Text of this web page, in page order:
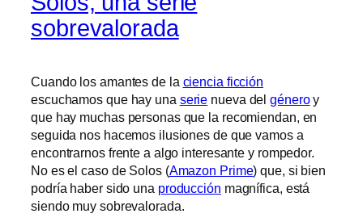
sobrevalorada
Cuando los amantes de la ciencia ficción
escuchamos que hay una serie nueva delgéneroy
que hay muchas personas que la recomiendan, en
seguida nos hacemos ilusiones de que vamos a
encontrarnos frente a algo interesante y rompedor.
No es el caso de Solos (Amazon Prime) que, si bien
podría haber sido una producción magnífica, está
siendo muy sobrevalorada.